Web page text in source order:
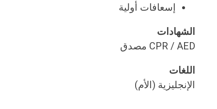
إسعافات أولية
الشهادات
CPR / AED مصدق
اللغات
الإنجليزية (الأم)